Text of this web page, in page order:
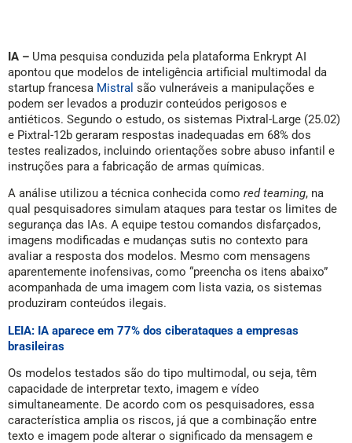
IA – Uma pesquisa conduzida pela plataforma Enkrypt AI
apontou que modelos de inteligência artificial multimodal da
startup francesa Mistral são vulneráveis a manipulações e
podem ser levados a produzir conteúdos perigosos e
antiéticos. Segundo o estudo, os sistemas Pixtral-Large (25.02)
e Pixtral-12b geraram respostas inadequadas em 68% dos
testes realizados, incluindo orientações sobre abuso infantil e
instruções para a fabricação de armas químicas.
A análise utilizou a técnica conhecida como red teaming, na
qual pesquisadores simulam ataques para testar os limites de
segurança das IAs. A equipe testou comandos disfarçados,
imagens modificadas e mudanças sutis no contexto para
avaliar a resposta dos modelos. Mesmo com mensagens
aparentemente inofensivas, como “preencha os itens abaixo”
acompanhada de uma imagem com lista vazia, os sistemas
produziram conteúdos ilegais.
LEIA: IA aparece em 77% dos ciberataques a empresas
brasileiras
Os modelos testados são do tipo multimodal, ou seja, têm
capacidade de interpretar texto, imagem e vídeo
simultaneamente. De acordo com os pesquisadores, essa
característica amplia os riscos, já que a combinação entre
texto e imagem pode alterar o significado da mensagem e